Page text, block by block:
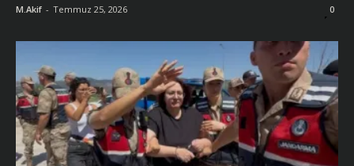
M.Akif - Temmuz 25, 2026 0